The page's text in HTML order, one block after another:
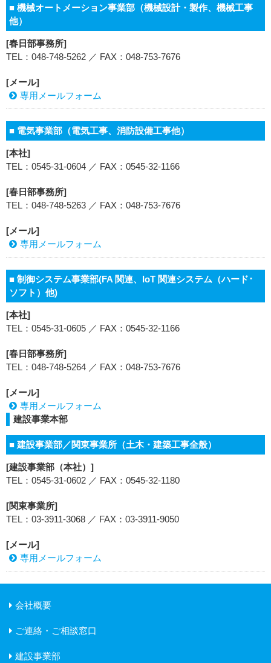
■ 機械オートメーション事業部（機械設計・製作、機械工事
他）
[春日部事務所]
TEL：048-748-5262 ／ FAX：048-753-7676
[メール]
専用メールフォーム
■ 電気事業部（電気工事、消防設備工事他）
[本社]
TEL：0545-31-0604 ／ FAX：0545-32-1166
[春日部事務所]
TEL：048-748-5263 ／ FAX：048-753-7676
[メール]
専用メールフォーム
■ 制御システム事業部(FA 関連、IoT 関連システム（ハード･
ソフト）他)
[本社]
TEL：0545-31-0605 ／ FAX：0545-32-1166
[春日部事務所]
TEL：048-748-5264 ／ FAX：048-753-7676
[メール]
専用メールフォーム
建設事業本部
■ 建設事業部／関東事業所（土木・建築工事全般）
[建設事業部（本社）]
TEL：0545-31-0602 ／ FAX：0545-32-1180
[関東事業所]
TEL：03-3911-3068 ／ FAX：03-3911-9050
[メール]
専用メールフォーム
会社概要
ご連絡・ご相談窓口
建設事業部